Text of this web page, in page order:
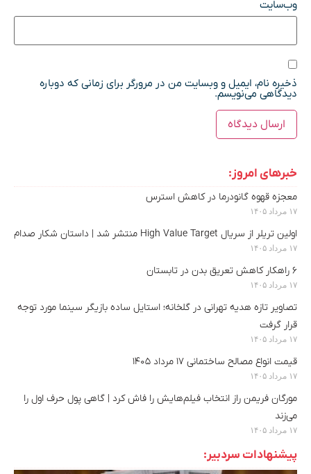
وب‌سایت
ذخیره نام، ایمیل و وبسایت من در مرورگر برای زمانی که دوباره
دیدگاهی می‌نویسم.
خبرهای امروز:
معجزه قهوه گانودرما در کاهش استرس
۱۷ مرداد ۱۴۰۵
اولین تریلر از سریال High Value Target منتشر شد | داستان شکار صدام
۱۷ مرداد ۱۴۰۵
۶ راهکار کاهش تعریق بدن در تابستان
۱۷ مرداد ۱۴۰۵
تصاویر تازه هدیه تهرانی در گلخانه؛ استایل ساده بازیگر سینما مورد توجه
قرار گرفت
۱۷ مرداد ۱۴۰۵
قیمت انواع مصالح ساختمانی ۱۷ مرداد ۱۴۰۵
۱۷ مرداد ۱۴۰۵
مورگان فریمن راز انتخاب فیلم‌هایش را فاش کرد | گاهی پول حرف اول را
می‌زند
۱۷ مرداد ۱۴۰۵
پیشنهادات سردبیر: